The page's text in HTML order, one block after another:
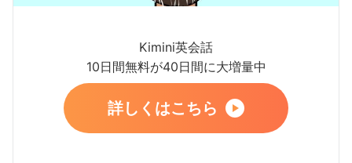
Kimini英会話
10日間無料が40日間に大増量中
詳しくはこちら